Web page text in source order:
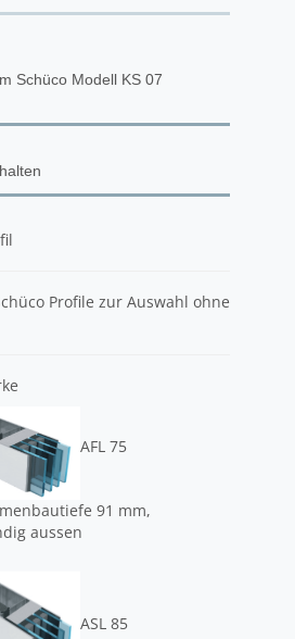
Schüco Modell KS 07
Profile zur Auswahl ohne
AFL 75
91 mm,
aussen
ASL 85